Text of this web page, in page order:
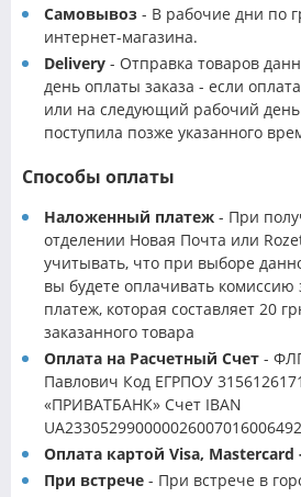
Самовывоз - В рабочие дни по
интернет-магазина.
Delivery - Отправка товаров
день оплаты заказа - если
или на следующий рабочий день
поступила позже указанного
Способы оплаты
Наложенный платеж - При
отделении Новая Почта или
учитывать, что при выборе
вы будете оплачивать
платеж, которая составляет 20
заказанного товара
Оплата на Расчетный Счет -
Павлович Код ЕГРПОУ
«ПРИВАТБАНК» Счет IBAN
UA233052990000026007016006492
Оплата картой Visa, Mastercard
При встрече - При встрече в